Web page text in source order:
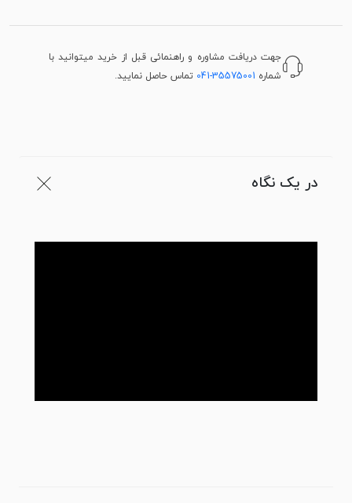
جهت دریافت مشاوره و راهنمائی قبل از خرید میتوانید با
شماره 041-35575001 تماس حاصل نمایید.
در یک نگاه